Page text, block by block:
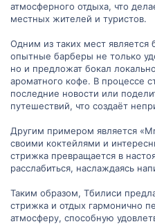
атмосферного отдыха, что
местных жителей и туристов.
Одним из таких мест является
опытные барберы не только
но и предложат бокал
ароматного кофе. В процессе
последние новости или
путешествий, что создаёт
Другим примером является
своими коктейлями и
стрижка превращается в
расслабиться, наслаждаясь
Таким образом, Тбилиси
стрижка и отдых гармонично
атмосферу, способную